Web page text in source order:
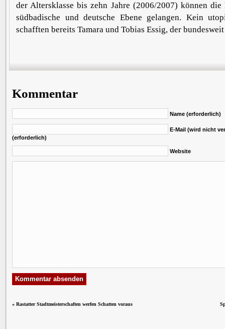
der Altersklasse bis zehn Jahre (2006/2007) können
südbadische und deutsche Ebene gelangen. Kein
schafften bereits Tamara und Tobias Essig, der
Kommentar
Name (erforderlich)
E-Mail (wird nicht
(erforderlich)
Website
« Rastatter Stadtmeisterschaften werfen Schatten voraus